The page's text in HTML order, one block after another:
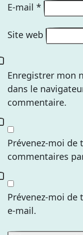
E-mail *
Site web
Enregistrer mon
dans le
commentaire.
Prévenez-moi de
commentaires
Prévenez-moi de
e-mail.